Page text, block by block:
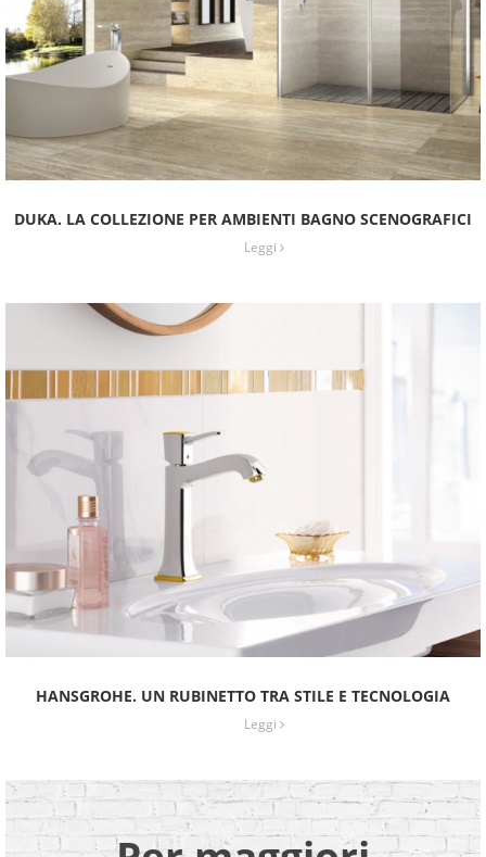
DUKA. LA COLLEZIONE PER AMBIENTI BAGNO SCENOGRAFICI
Leggi
HANSGROHE. UN RUBINETTO TRA STILE E TECNOLOGIA
Leggi